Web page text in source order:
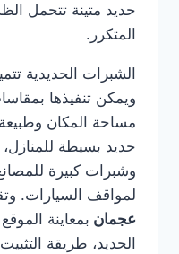
حديد متينة تتحمل
المتكرر.
الشبرات الحديدية
ويمكن تنفيذها
مساحة المكان
حديد بسيطة
وشبرات كبيرة
لمواقف السيارات.
عجمان بمعاينة
الحديد، طريقة